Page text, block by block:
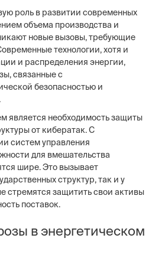
роль в развитии современных
объема производства и
новые вызовы, требующие
технологии, хотя и
и распределения энергии,
связанные с
безопасностью и
является необходимость защиты
от кибератак. С
систем управления
для вмешательства
шире. Это вызывает
структур, так и у
стремятся защитить свои активы
поставок.
в энергетическом